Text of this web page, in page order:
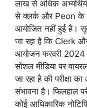
लाख से अधिक
से क्लर्क और Peon के
आयोजित नहीं हुई है।
जा रहा है कि Clerk और
आयोजन फरवरी 2024
सोशल मीडिया पर
जा रहा है की परीक्षा
संभावना है। फिलहाल
कोई आधिकारिक